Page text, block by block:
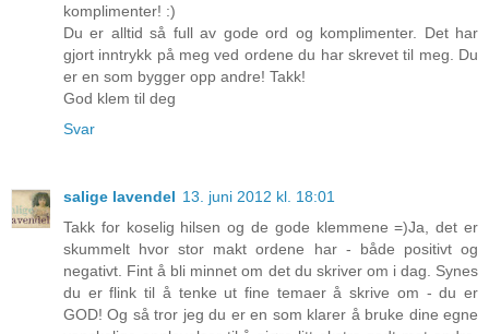
komplimenter! :)
Du er alltid så full av gode ord og komplimenter. Det har
gjort inntrykk på meg ved ordene du har skrevet til meg. Du
er en som bygger opp andre! Takk!
God klem til deg
Svar
salige lavendel 13. juni 2012 kl. 18:01
Takk for koselig hilsen og de gode klemmene =)Ja, det er
skummelt hvor stor makt ordene har - både positivt og
negativt. Fint å bli minnet om det du skriver om i dag. Synes
du er flink til å tenke ut fine temaer å skrive om - du er
GOD! Og så tror jeg du er en som klarer å bruke dine egne